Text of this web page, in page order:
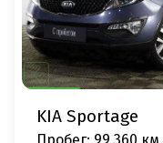
KIA Sportage
Пробег: 99 360 км.